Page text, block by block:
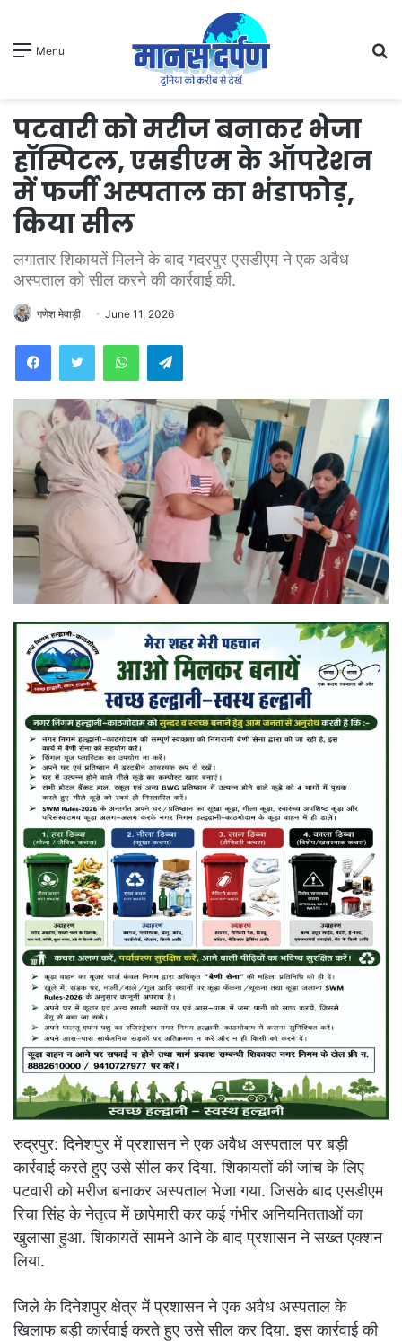
Menu
पटवारी को मरीज बनाकर भेजा
हॉस्पिटल, एसडीएम के ऑपरेशन
में फर्जी अस्पताल का भंडाफोड़,
किया सील
लगातार शिकायतें मिलने के बाद गदरपुर एसडीएम ने एक अवैध
अस्पताल को सील करने की कार्रवाई की.
गणेश मेवाड़ी June 11, 2026
WhatsAppTelegram
रुद्रपुर: दिनेशपुर में प्रशासन ने एक अवैध अस्पताल पर बड़ी
कार्रवाई करते हुए उसे सील कर दिया. शिकायतों की जांच के लिए
पटवारी को मरीज बनाकर अस्पताल भेजा गया. जिसके बाद एसडीएम
रिचा सिंह के नेतृत्व में छापेमारी कर कई गंभीर अनियमितताओं का
खुलासा हुआ. शिकायतें सामने आने के बाद प्रशासन ने सख्त एक्शन
लिया.
जिले के दिनेशपुर क्षेत्र में प्रशासन ने एक अवैध अस्पताल के
खिलाफ बड़ी कार्रवाई करते हुए उसे सील कर दिया. इस कार्रवाई की